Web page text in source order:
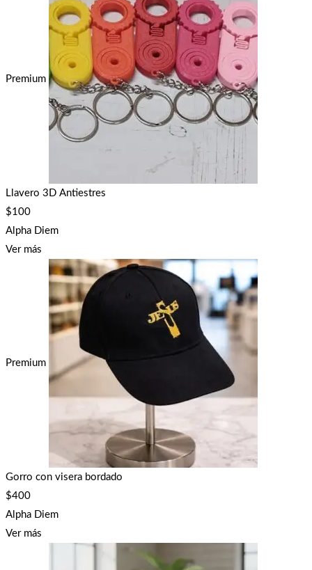
Premium
Llavero 3D Antiestres
$100
Alpha Diem
Ver más
Premium
Gorro con visera bordado
$400
Alpha Diem
Ver más